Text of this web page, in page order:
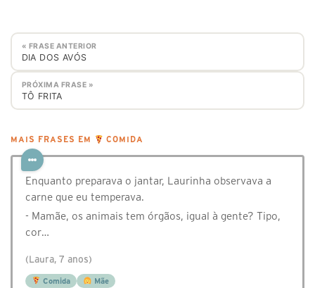
« FRASE ANTERIOR
DIA DOS AVÓS
PRÓXIMA FRASE »
TÔ FRITA
MAIS FRASES EM COMIDA
Enquanto preparava o jantar, Laurinha observava a
carne que eu temperava.
- Mamãe, os animais tem órgãos, igual à gente? Tipo,
cor…
(Laura, 7 anos)
Comida Mãe